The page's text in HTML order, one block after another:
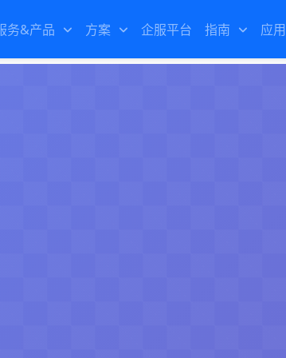
务&产品 方案 企服平台 指南 应用